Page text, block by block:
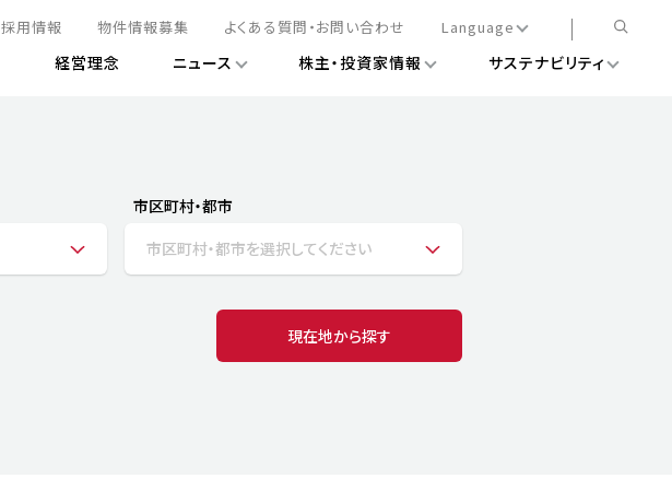
アナリストカバレッジ
株主優待について
リスクマネジメント
サスティナビリティデータ
採用情報 物件情報募集 よくある質問・お問い合わせ
Language
日本語
経営理念 ニュース 株主・投資家情報 サステナビリティ
市区町村・都市
市区町村・都市を選択してください
現在地から探す